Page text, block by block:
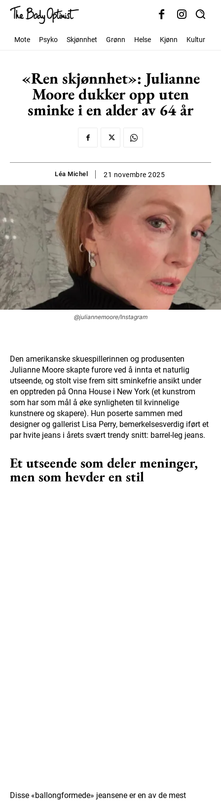
Mote Psyko Skjønnhet Grønn Helse Kjønn Kultur
«Ren skjønnhet»: Julianne
Moore dukker opp uten
sminke i en alder av 64 år
Léa Michel 21 novembre 2025
@juliannemoore/Instagram
Den amerikanske skuespillerinnen og produsenten
Julianne Moore skapte furore ved å innta et naturlig
utseende, og stolt vise frem sitt sminkefrie ansikt under
en opptreden på Onna House i New York (et kunstrom
som har som mål å øke synligheten til kvinnelige
kunstnere og skapere). Hun poserte sammen med
designer og gallerist Lisa Perry, bemerkelsesverdig iført et
par hvite jeans i årets svært trendy snitt: barrel-leg jeans.
Et utseende som deler meninger,
men som hevder en stil
Disse «ballongformede» jeansene er en av de mest